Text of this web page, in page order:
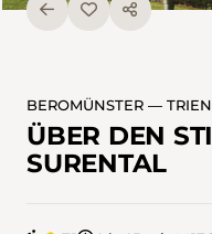
BEROMÜNSTER —
ÜBER DEN
SURENTAL